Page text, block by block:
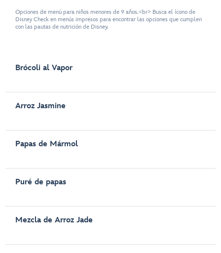
Opciones de menú para niños menores de 9 años.<br> Busca el ícono de
Disney Check en menús impresos para encontrar las opciones que cumplen
con las pautas de nutrición de Disney.
Brócoli al Vapor
Arroz Jasmine
Papas de Mármol
Puré de papas
Mezcla de Arroz Jade